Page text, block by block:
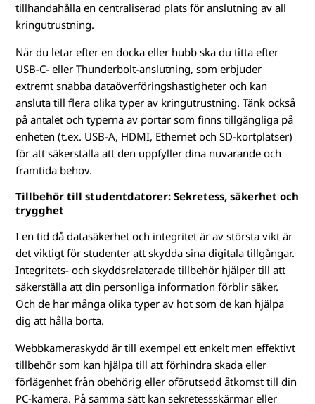
tillhandahålla en centraliserad plats för anslutning av all
kringutrustning.
När du letar efter en docka eller hubb ska du titta efter
USB-C- eller Thunderbolt-anslutning, som erbjuder
extremt snabba dataöverföringshastigheter och kan
ansluta till flera olika typer av kringutrustning. Tänk också
på antalet och typerna av portar som finns tillgängliga på
enheten (t.ex. USB-A, HDMI, Ethernet och SD-kortplatser)
för att säkerställa att den uppfyller dina nuvarande och
framtida behov.
Tillbehör till studentdatorer: Sekretess, säkerhet och
trygghet
I en tid då datasäkerhet och integritet är av största vikt är
det viktigt för studenter att skydda sina digitala tillgångar.
Integritets- och skyddsrelaterade tillbehör hjälper till att
säkerställa att din personliga information förblir säker.
Och de har många olika typer av hot som de kan hjälpa
dig att hålla borta.
Webbkameraskydd är till exempel ett enkelt men effektivt
tillbehör som kan hjälpa till att förhindra skada eller
förlägenhet från obehörig eller oförutsedd åtkomst till din
PC-kamera. På samma sätt kan sekretessskärmar eller